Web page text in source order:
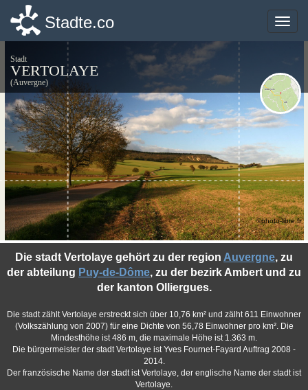
Toggle
Stadte.co
Stadt
VERTOLAYE
(Auvergne)
Die stadt Vertolaye gehört zu der region Auvergne, zu
der abteilung Puy-de-Dôme, zu der bezirk Ambert und zu
der kanton Olliergues.
Die stadt zählt Vertolaye erstreckt sich über 10,76 km² und zälht 611 Einwohner
(Volkszählung von 2007) für eine Dichte von 56,78 Einwohner pro km². Die
Mindesthöhe ist 486 m, die maximale Höhe ist 1.363 m.
Die bürgermeister der stadt Vertolaye ist Yves Fournet-Fayard Auftrag 2008 -
2014.
Der französische Name der stadt ist Vertolaye, der englische Name der stadt ist
Vertolaye.
©photo-libre.fr
Toggle
Stadte.co